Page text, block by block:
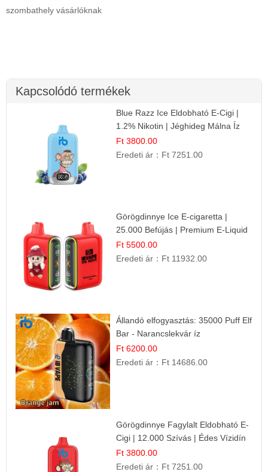
szombathely vásárlóknak
Kapcsolódó termékek
Blue Razz Ice Eldobható E-Cigi |
1.2% Nikotin | Jéghideg Málna Íz
Ft 3800.00
Eredeti ár： Ft 7251.00
Görögdinnye Ice E-cigaretta |
25.000 Befújás | Premium E-Liquid
Ft 5500.00
Eredeti ár： Ft 11932.00
Állandó elfogyasztás: 35000 Puff Elf
Bar - Narancslekvár íz
Ft 6200.00
Eredeti ár： Ft 14686.00
Görögdinnye Fagylalt Eldobható E-
Cigi | 12.000 Szívás | Édes Vízidín
Íz
Ft 3800.00
Eredeti ár： Ft 7251.00